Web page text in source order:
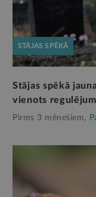
STĀJAS SPĒKĀ
Stājas spēkā
vienots
Pirms 3 mēnešiem,